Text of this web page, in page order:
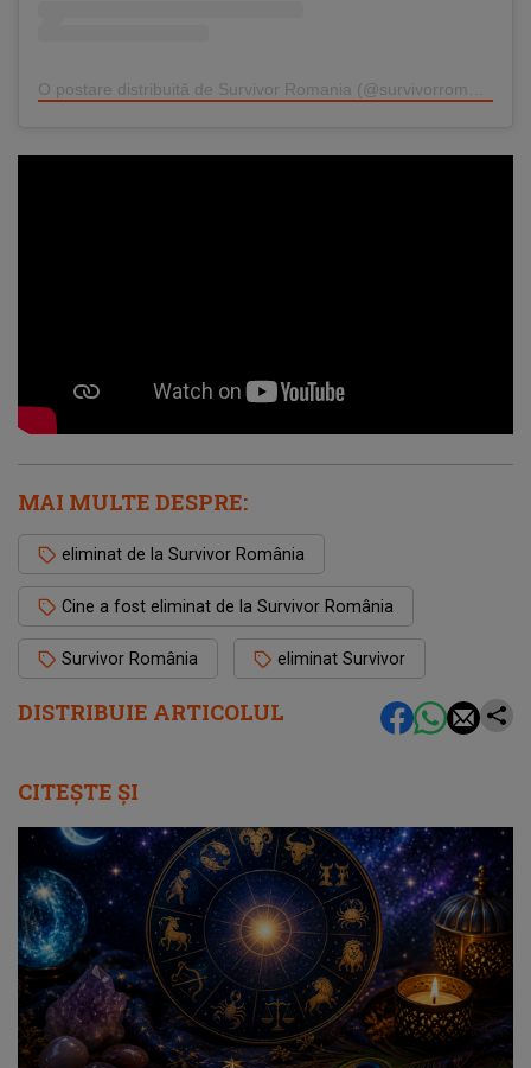
DISTRIBUIE ARTICOLUL
O postare distribuită de Survivor Romania (@survivorromania.oficial)
MAI MULTE DESPRE:
eliminat de la Survivor România
Cine a fost eliminat de la Survivor România
Survivor România eliminat Survivor
CITEȘTE ȘI